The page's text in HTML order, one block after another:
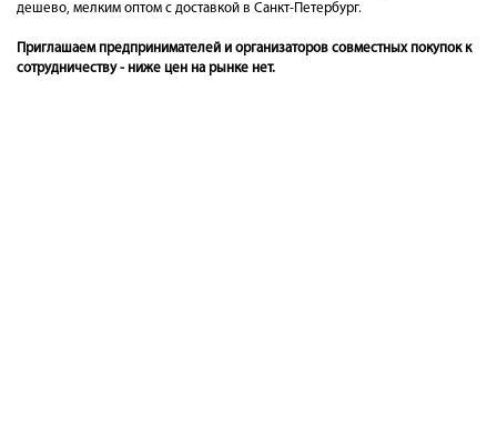
дешево, мелким оптом с доставкой в Санкт-Петербург.
Приглашаем предпринимателей и организаторов совместных покупок к
сотрудничеству - ниже цен на рынке нет.